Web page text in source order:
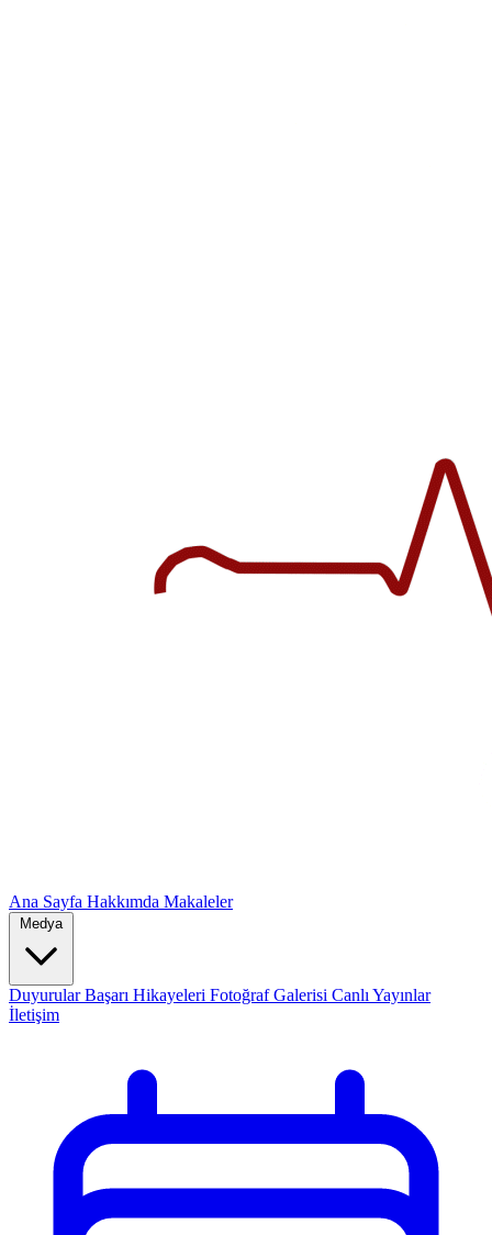
Ana Sayfa Hakkımda Makaleler
Medya
DuyurularBaşarı Hikayeleri Fotoğraf Galerisi Canlı Yayınlar
İletişim